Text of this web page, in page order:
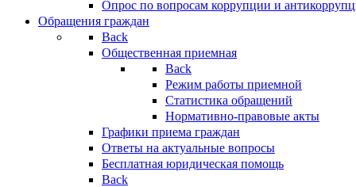
Опрос по вопросам коррупции и
Обращения граждан
Back
Общественная приемная
Back
Режим работы приемной
Статистика обращений
Нормативно-правовые акты
Графики приема граждан
Ответы на актуальные вопросы
Бесплатная юридическая помощь
Back